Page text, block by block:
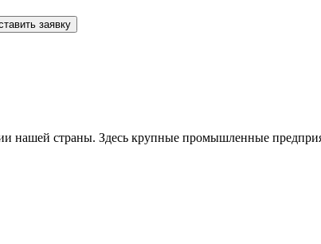
нашей страны. Здесь крупные промышленные